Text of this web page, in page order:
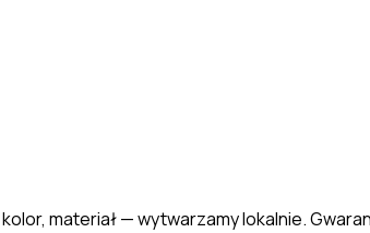
materiał — wytwarzamy lokalnie.